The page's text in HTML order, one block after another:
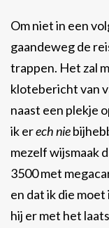
Om niet in een
gaandeweg de
trappen. Het zal
klotebericht van
naast een plekje
ik erech nie
mezelf wijsmaak
3500 met
en dat ik die
hij er met het